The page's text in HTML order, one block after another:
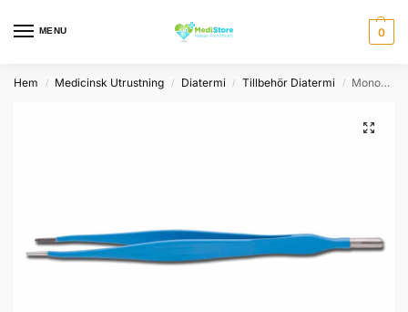
MENU 0
Hem / Medicinsk Utrustning / Diatermi / Tillbehör Diatermi / Monopolär Pincett Rak – 2 mm spets, 15cm